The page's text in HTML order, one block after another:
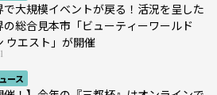
で大規模イベントが戻る！活況を呈した
の総合見本市「ビューティーワールド
ウエスト」が開催
ース